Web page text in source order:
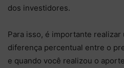
dos investidores.
Para isso, é importante
diferença percentual entre o
e quando você realizou o